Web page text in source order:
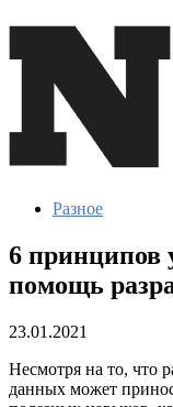
Разное
6 принципов
помощь
23.01.2021
Несмотря на то, что
данных может